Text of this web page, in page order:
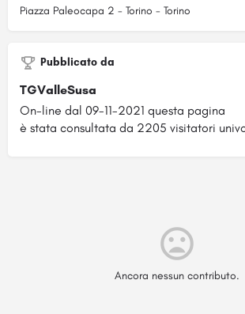
Piazza Paleocapa 2 - Torino - Torino
Pubblicato da
TGValleSusa
On-line dal 09-11-2021 questa pagina
è stata consultata da 2205 visitatori
Ancora nessun contributo.